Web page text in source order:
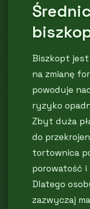
Biszkopt
na zmianę
powoduje
ryzyko
Zbyt duża
do
tortownica
porowatość
Dlatego
zazwyczaj